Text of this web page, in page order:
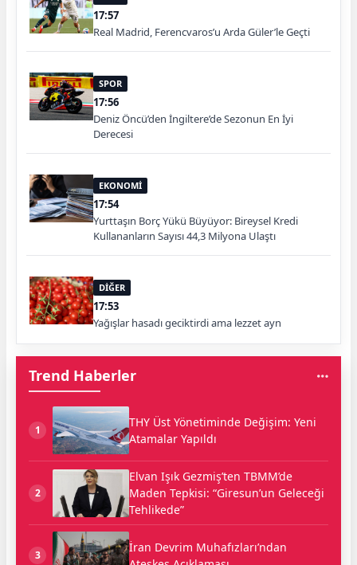
17:57
Real Madrid, Ferencvaros’u Arda Güler’le Geçti
SPOR
17:56
Deniz Öncü’den İngiltere’de Sezonun En İyi
Derecesi
EKONOMİ
17:54
Yurttaşın Borç Yükü Büyüyor: Bireysel Kredi
Kullananların Sayısı 44,3 Milyona Ulaştı
DİĞER
17:53
Yağışlar hasadı geciktirdi ama lezzet ayn
Trend Haberler
1
THY Üst Yönetiminde Değişim: Yeni
Atamalar Yapıldı
2
Elvan Işık Gezmiş’ten TBMM’de
Maden Tepkisi: “Giresun’un Geleceği
Tehlikede”
3
İran Devrim Muhafızları’ndan